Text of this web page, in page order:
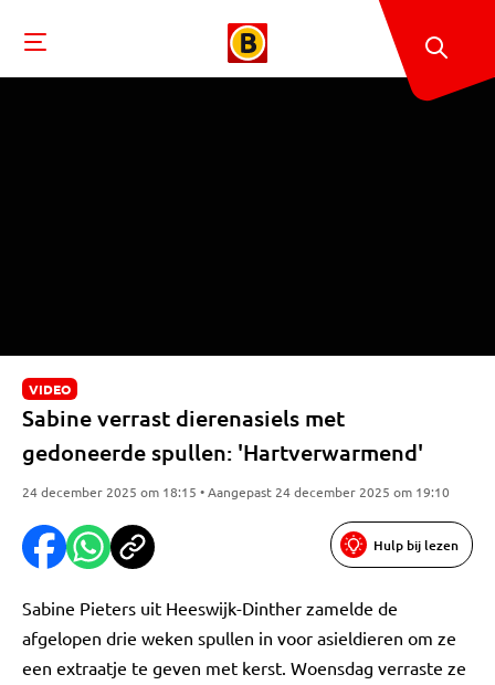
VIDEO
Sabine verrast dierenasiels met
gedoneerde spullen: 'Hartverwarmend'
24 december 2025 om 18:15 • Aangepast 24 december 2025 om 19:10
Hulp bij lezen
Sabine Pieters uit Heeswijk-Dinther zamelde de
afgelopen drie weken spullen in voor asieldieren om ze
een extraatje te geven met kerst. Woensdag verraste ze